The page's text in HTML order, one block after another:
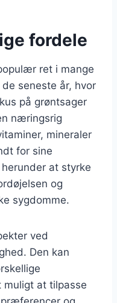
fordele
ret i mange
seneste år, hvor
på grøntsager
næringsrig
mineraler
for sine
at styrke
og
sygdomme.
ved
Den kan
muligt at tilpasse